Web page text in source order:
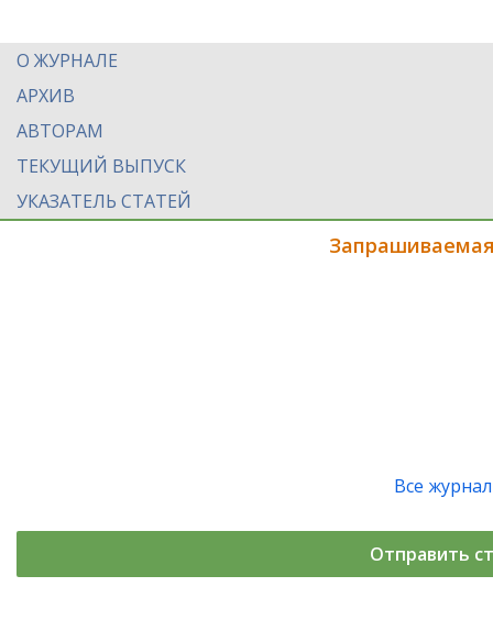
О ЖУРНАЛЕ
АРХИВ
АВТОРАМ
ТЕКУЩИЙ ВЫПУСК
УКАЗАТЕЛЬ СТАТЕЙ
Все
Отправить